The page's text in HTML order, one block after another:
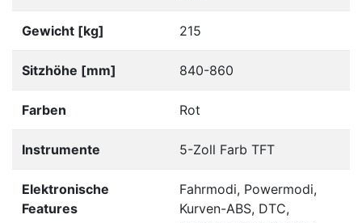
Gewicht [kg] 215
Sitzhöhe [mm] 840-860
Farben Rot
Instrumente 5-Zoll Farb TFT
Elektronische
Features
Fahrmodi, Powermodi,
Kurven-ABS, DTC,